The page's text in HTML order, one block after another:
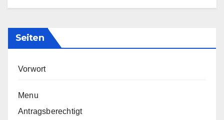
Seiten
Vorwort
Menu
Antragsberechtigt